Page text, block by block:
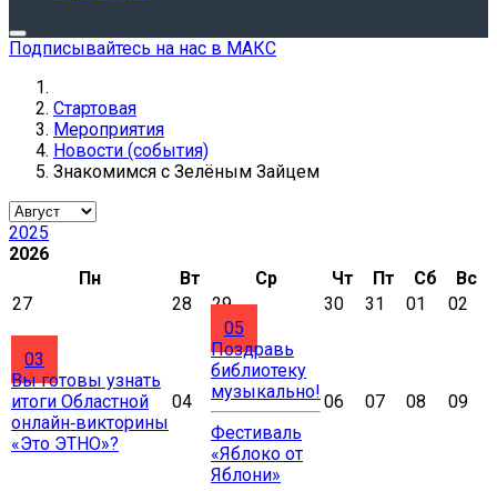
Подписывайтесь на нас в МАКС
Стартовая
Мероприятия
Новости (события)
Знакомимся с Зелёным Зайцем
2025
2026
Пн
Вт Ср Чт Пт Сб
Вс
27
28 29 30 31 01 02
03
Вы готовы узнать
итоги Областной
онлайн‑викторины
«Это ЭТНО»?
04
05
Поздравь
библиотеку
музыкально!
Фестиваль
«Яблоко от
Яблони»
06 07 08 09